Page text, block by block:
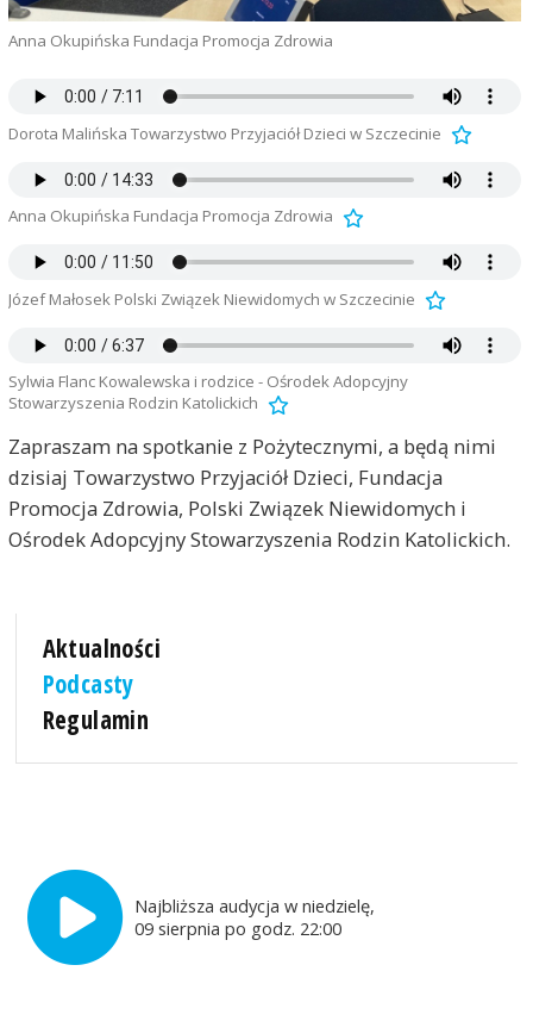
Anna Okupińska Fundacja Promocja Zdrowia
Dorota Malińska Towarzystwo Przyjaciół Dzieci w Szczecinie
Anna Okupińska Fundacja Promocja Zdrowia
Józef Małosek Polski Związek Niewidomych w Szczecinie
Sylwia Flanc Kowalewska i rodzice - Ośrodek Adopcyjny
Stowarzyszenia Rodzin Katolickich
Zapraszam na spotkanie z Pożytecznymi, a będą nimi
dzisiaj Towarzystwo Przyjaciół Dzieci, Fundacja
Promocja Zdrowia, Polski Związek Niewidomych i
Ośrodek Adopcyjny Stowarzyszenia Rodzin Katolickich.
Aktualności
Podcasty
Regulamin
Najbliższa audycja w niedzielę,
09 sierpnia po godz. 22:00